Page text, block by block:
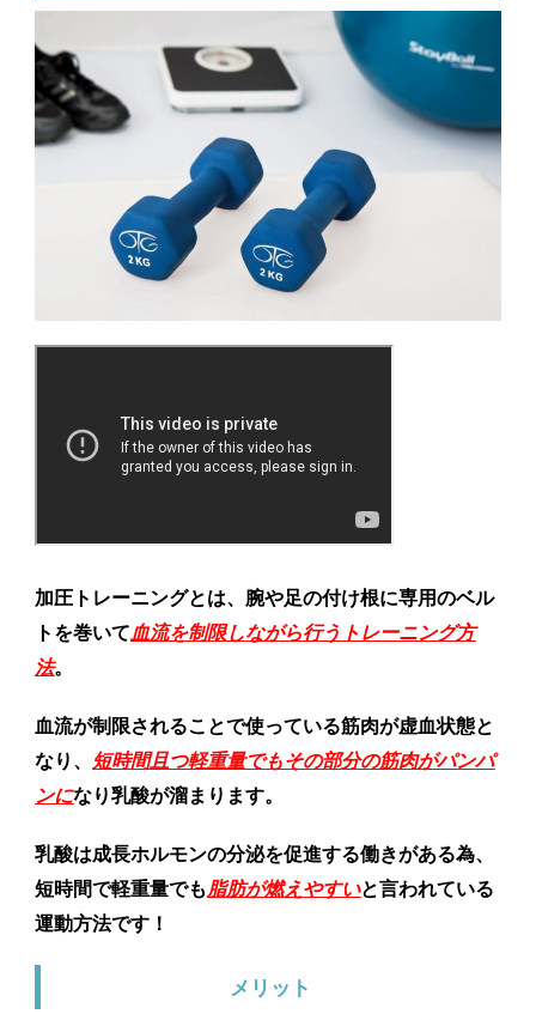
加圧トレーニングとは、腕や足の付け根に専用のベル
トを巻いて血流を制限しながら行うトレーニング方
法。
血流が制限されることで使っている筋肉が虚血状態と
なり、 短時間且つ軽重量でもその部分の筋肉がパンパ
ンになり乳酸が溜まります。
乳酸は成長ホルモンの分泌を促進する働きがある為、
短時間で軽重量でも 脂肪が燃えやすいと言われている
運動方法です！
メリット